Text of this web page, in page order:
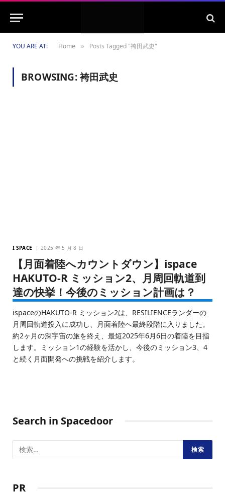
YOU ARE AT: Home » Posts Tagged "袴田武史"
BROWSING:袴田武史
I SPACE 2025 年 5 月 8 日
【月面着陸へカウントダウン】ispace
HAKUTO-R ミッション2、月周回軌道到
達の快挙！今後のミッション計画は？
ispaceのHAKUTO-R ミッション2は、RESILIENCEランダーの
月周回軌道投入に成功し、月面着陸へ最終段階に入りました。
約2ヶ月の深宇宙の旅を終え、最短2025年6月6日の着陸を目指
します。ミッション1の経験を活かし、今後のミッション3、4
と続く月面開発への挑戦を紹介します。
Search in Spacedoor
PR